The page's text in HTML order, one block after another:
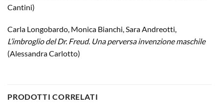
Cantini)
Carla Longobardo, Monica Bianchi, Sara Andreotti,
L’imbroglio del Dr. Freud. Una perversa invenzione maschile
(Alessandra Carlotto)
PRODOTTI CORRELATI